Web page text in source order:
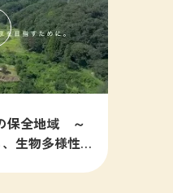
保全地域 ～
生物多様性